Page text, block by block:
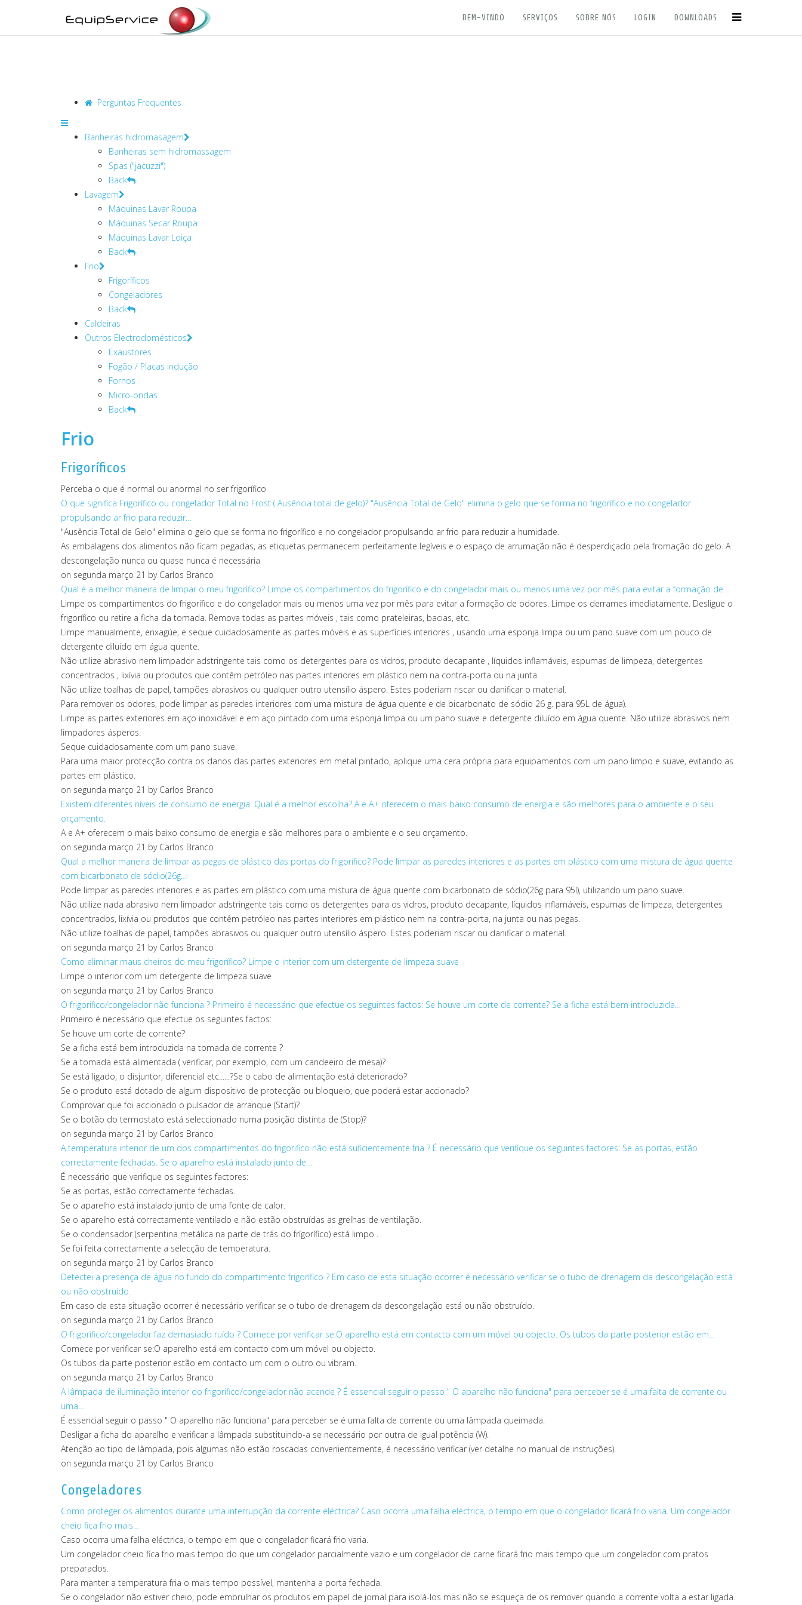
BEM-VINDO SERVIÇOS SOBRE NÓS LOGIN DOWNLOADS
Perguntas Frequentes
Banheiras hidromasagem
Banheiras sem hidromassagem
Spas ("jacuzzi")
Back
Lavagem
Máquinas Lavar Roupa
Máquinas Secar Roupa
Máquinas Lavar Loiça
Back
Frio
Frigoríficos
Congeladores
Back
Caldeiras
Outros Electrodomésticos
Exaustores
Fogão / Placas indução
Fornos
Micro-ondas
Back
Frio
Frigoríficos
Perceba o que é normal ou anormal no ser frigorífico
O que significa Frigorífico ou congelador Total no Frost ( Ausência total de gelo)? "Ausência Total de Gelo" elimina o gelo que se forma no frigorífico e no congelador
propulsando ar frio para reduzir…
"Ausência Total de Gelo" elimina o gelo que se forma no frigorífico e no congelador propulsando ar frio para reduzir a humidade.
As embalagens dos alimentos não ficam pegadas, as etiquetas permanecem perfeitamente legíveis e o espaço de arrumação não é desperdiçado pela fromação do gelo. A
descongelação nunca ou quase nunca é necessária
on segunda março 21 by Carlos Branco
Qual é a melhor maneira de limpar o meu frigorífico? Limpe os compartimentos do frigorífico e do congelador mais ou menos uma vez por mês para evitar a formação de…
Limpe os compartimentos do frigorífico e do congelador mais ou menos uma vez por mês para evitar a formação de odores. Limpe os derrames imediatamente. Desligue o
frigorífico ou retire a ficha da tomada. Remova todas as partes móveis , tais como prateleiras, bacias, etc.
Limpe manualmente, enxagúe, e seque cuidadosamente as partes móveis e as superfícies interiores , usando uma esponja limpa ou um pano suave com um pouco de
detergente diluído em água quente.
Não utilize abrasivo nem limpador adstringente tais como os detergentes para os vidros, produto decapante , líquidos inflamáveis, espumas de limpeza, detergentes
concentrados , lixívia ou produtos que contêm petróleo nas partes interiores em plástico nem na contra-porta ou na junta.
Não utilize toalhas de papel, tampões abrasivos ou qualquer outro utensílio áspero. Estes poderiam riscar ou danificar o material.
Para remover os odores, pode limpar as paredes interiores com uma mistura de água quente e de bicarbonato de sódio 26 g. para 95L de água).
Limpe as partes exteriores em aço inoxidável e em aço pintado com uma esponja limpa ou um pano suave e detergente diluído em água quente. Não utilize abrasivos nem
limpadores ásperos.
Seque cuidadosamente com um pano suave.
Para uma maior protecção contra os danos das partes exteriores em metal pintado, aplique uma cera própria para equipamentos com um pano limpo e suave, evitando as
partes em plástico.
on segunda março 21 by Carlos Branco
Existem diferentes níveis de consumo de energia. Qual é a melhor escolha? A e A+ oferecem o mais baixo consumo de energia e são melhores para o ambiente e o seu
orçamento.
A e A+ oferecem o mais baixo consumo de energia e são melhores para o ambiente e o seu orçamento.
on segunda março 21 by Carlos Branco
Qual a melhor maneira de limpar as pegas de plástico das portas do frigorífico? Pode limpar as paredes interiores e as partes em plástico com uma mistura de água quente
com bicarbonato de sódio(26g…
Pode limpar as paredes interiores e as partes em plástico com uma mistura de água quente com bicarbonato de sódio(26g para 95l), utilizando um pano suave.
Não utilize nada abrasivo nem limpador adstringente tais como os detergentes para os vidros, produto decapante, líquidos inflamáveis, espumas de limpeza, detergentes
concentrados, lixívia ou produtos que contêm petróleo nas partes interiores em plástico nem na contra-porta, na junta ou nas pegas.
Não utilize toalhas de papel, tampões abrasivos ou qualquer outro utensílio áspero. Estes poderiam riscar ou danificar o material.
on segunda março 21 by Carlos Branco
Como eliminar maus cheiros do meu frigorífico? Limpe o interior com um detergente de limpeza suave
Limpe o interior com um detergente de limpeza suave
on segunda março 21 by Carlos Branco
O frigorifico/congelador não funciona ? Primeiro é necessário que efectue os seguintes factos: Se houve um corte de corrente? Se a ficha está bem introduzida…
Primeiro é necessário que efectue os seguintes factos:
Se houve um corte de corrente?
Se a ficha está bem introduzida na tomada de corrente ?
Se a tomada está alimentada ( verificar, por exemplo, com um candeeiro de mesa)?
Se está ligado, o disjuntor, diferencial etc......?Se o cabo de alimentação está deteriorado?
Se o produto está dotado de algum dispositivo de protecção ou bloqueio, que poderá estar accionado?
Comprovar que foi accionado o pulsador de arranque (Start)?
Se o botão do termostato está seleccionado numa posição distinta de (Stop)?
on segunda março 21 by Carlos Branco
A temperatura interior de um dos compartimentos do frigorifico não está suficientemente fria ? É necessário que verifique os seguintes factores: Se as portas, estão
correctamente fechadas. Se o aparelho está instalado junto de…
É necessário que verifique os seguintes factores:
Se as portas, estão correctamente fechadas.
Se o aparelho está instalado junto de uma fonte de calor.
Se o aparelho está correctamente ventilado e não estão obstruídas as grelhas de ventilação.
Se o condensador (serpentina metálica na parte de trás do frígorífico) está limpo .
Se foi feita correctamente a selecção de temperatura.
on segunda março 21 by Carlos Branco
Detectei a presença de água no fundo do compartimento frigorífico ? Em caso de esta situação ocorrer é necessário verificar se o tubo de drenagem da descongelação está
ou não obstruído.
Em caso de esta situação ocorrer é necessário verificar se o tubo de drenagem da descongelação está ou não obstruído.
on segunda março 21 by Carlos Branco
O frigorifico/congelador faz demasiado ruído ? Comece por verificar se:O aparelho está em contacto com um móvel ou objecto. Os tubos da parte posterior estão em…
Comece por verificar se:O aparelho está em contacto com um móvel ou objecto.
Os tubos da parte posterior estão em contacto um com o outro ou vibram.
on segunda março 21 by Carlos Branco
A lâmpada de iluminação interior do frigorifico/congelador não acende ? É essencial seguir o passo " O aparelho não funciona" para perceber se é uma falta de corrente ou
uma…
É essencial seguir o passo " O aparelho não funciona" para perceber se é uma falta de corrente ou uma lâmpada queimada.
Desligar a ficha do aparelho e verificar a lâmpada substituindo-a se necessário por outra de igual potência (W).
Atenção ao tipo de lâmpada, pois algumas não estão roscadas convenientemente, é necessário verificar (ver detalhe no manual de instruções).
on segunda março 21 by Carlos Branco
Congeladores
Como proteger os alimentos durante uma interrupção da corrente eléctrica? Caso ocorra uma falha eléctrica, o tempo em que o congelador ficará frio varia. Um congelador
cheio fica frio mais…
Caso ocorra uma falha eléctrica, o tempo em que o congelador ficará frio varia.
Um congelador cheio fica frio mais tempo do que um congelador parcialmente vazio e um congelador de carne ficará frio mais tempo que um congelador com pratos
preparados.
Para manter a temperatura fria o mais tempo possível, mantenha a porta fechada.
Se o congelador não estiver cheio, pode embrulhar os produtos em papel de jornal para isolá-los mas não se esqueça de os remover quando a corrente volta a estar ligada.